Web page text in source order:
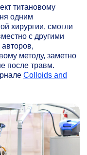
титановому
одним
хирургии, смогли
с другими
методу, заметно
после травм.
Colloids and